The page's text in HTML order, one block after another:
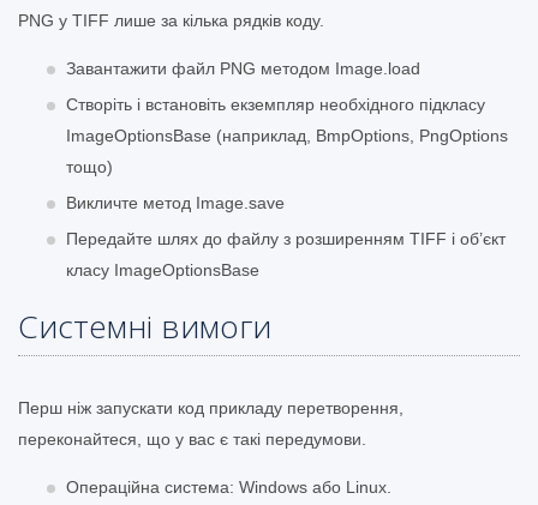
PNG у TIFF лише за кілька рядків коду.
Завантажити файл PNG методом Image.load
Створіть і встановіть екземпляр необхідного підкласу
ImageOptionsBase (наприклад, BmpOptions, PngOptions
тощо)
Викличте метод Image.save
Передайте шлях до файлу з розширенням TIFF і об’єкт
класу ImageOptionsBase
Системні вимоги
Перш ніж запускати код прикладу перетворення,
переконайтеся, що у вас є такі передумови.
Операційна система: Windows або Linux.